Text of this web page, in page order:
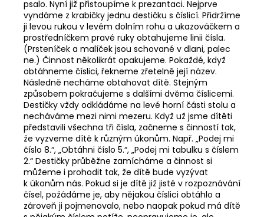
psalo. Nyní již přistoupíme k prezantaci. Nejprve
vyndáme z krabičky jednu destičku s číslicí. Přidržíme
ji levou rukou v levém dolním rohu a ukazováčkem a
prostředníčkem pravé ruky obtahujeme linii čísla.
(Prsteníček a malíček jsou schované v dlani, palec
ne.) Činnost několikrát opakujeme. Pokaždé, když
obtáhneme číslici, řekneme zřetelně její název.
Následně necháme obtahovat dítě. Stejným
způsobem pokračujeme s dalšími dvěma číslicemi.
Destičky vždy odkládáme na levé horní části stolu a
necháváme mezi nimi mezeru. Když už jsme dítěti
představili všechna tři čísla, začneme s činností tak,
že vyzveme dítě k různým úkonům. Např. „Podej mi
číslo 8.“, „Obtáhni číslo 5.“, „Podej mi tabulku s číslem
2.“ Destičky průběžne zamícháme a činnost si
můžeme i prohodit tak, že dítě bude vyzývat
k úkonům nás. Pokud si je dítě již jisté v rozpoznávání
čísel, požádáme je, aby nějakou číslici obtáhlo a
zároveň ji pojmenovalo, nebo naopak pokud má dítě